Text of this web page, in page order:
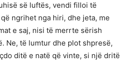
së luftës, vendi filloi të
ngrihet nga hiri, dhe jeta, me
e saj, nisi të merrte sërish
Ne, të lumtur dhe plot shpresë,
ditë e natë që vinte, si një dritë